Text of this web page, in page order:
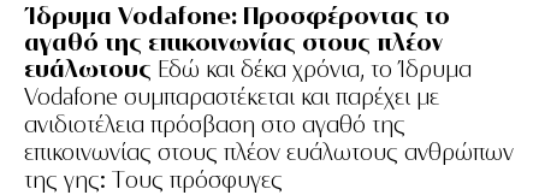
Ίδρυμα Vodafone: Προσφέροντας το
αγαθό της επικοινωνίας στους πλέον
ευάλωτους Εδώ και δέκα χρόνια, το Ίδρυμα
Vodafone συμπαραστέκεται και παρέχει με
ανιδιοτέλεια πρόσβαση στο αγαθό της
επικοινωνίας στους πλέον ευάλωτους ανθρώπων
της γης: Tους πρόσφυγες